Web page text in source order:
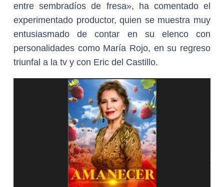
entre sembradíos de fresa», ha comentado el
experimentado productor, quien se muestra muy
entusiasmado de contar en su elenco con
personalidades como María Rojo, en su regreso
triunfal a la tv y con Eric del Castillo.